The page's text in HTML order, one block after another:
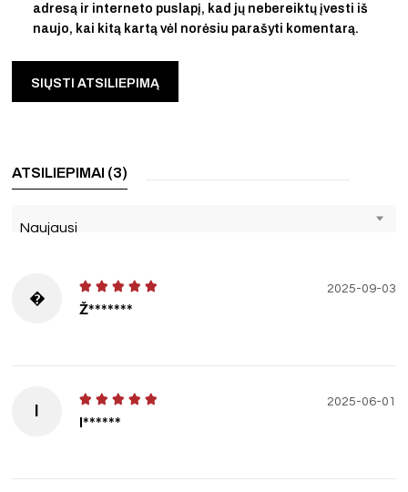
adresą ir interneto puslapį, kad jų nebereiktų įvesti iš
naujo, kai kitą kartą vėl norėsiu parašyti komentarą.
ATSILIEPIMAI (3)
Naujausi
�
Ž*******
2025-09-03
I
I******
2025-06-01